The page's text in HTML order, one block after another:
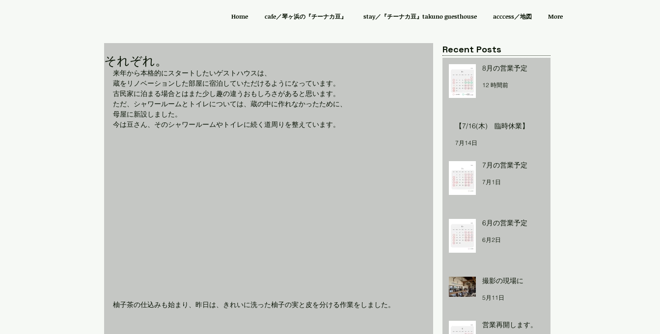
Home cafe／琴ヶ浜の『チーナカ豆』 stay／『チーナカ豆』takuno guesthouse acccess／地図 More
それぞれ。
来年から本格的にスタートしたいゲストハウスは、
蔵をリノベーションした部屋に宿泊していただけるようになっています。
古民家に泊まる場合とはまた少し趣の違うおもしろさがあると思います。
ただ、シャワールームとトイレについては、蔵の中に作れなかったために、
母屋に新設しました。
今は豆さん、そのシャワールームやトイレに続く道周りを整えています。
柚子茶の仕込みも始まり、昨日は、きれいに洗った柚子の実と皮を分ける作業をしました。
Recent Posts
8月の営業予定
12 時間前
【7/16(木) 臨時休業】
7月14日
7月の営業予定
7月1日
6月の営業予定
6月2日
撮影の現場に
5月11日
営業再開します。